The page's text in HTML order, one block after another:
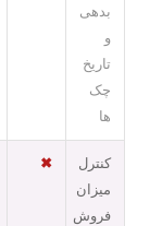
بدهی
و
تاریخ
چک
ها
کنترل
میزان
فروش
✖